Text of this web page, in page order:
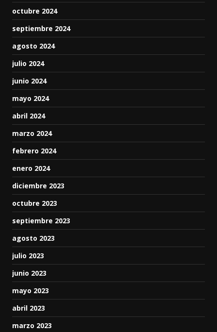
octubre 2024
septiembre 2024
agosto 2024
julio 2024
junio 2024
mayo 2024
abril 2024
marzo 2024
febrero 2024
enero 2024
diciembre 2023
octubre 2023
septiembre 2023
agosto 2023
julio 2023
junio 2023
mayo 2023
abril 2023
marzo 2023